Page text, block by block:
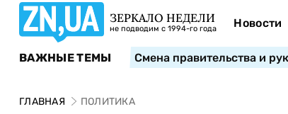
ЗЕРКАЛО НЕДЕЛИ
не подводим с 1994-го года Новости
ВАЖНЫЕ ТЕМЫ Смена правительства и
ГЛАВНАЯ ПОЛИТИКА